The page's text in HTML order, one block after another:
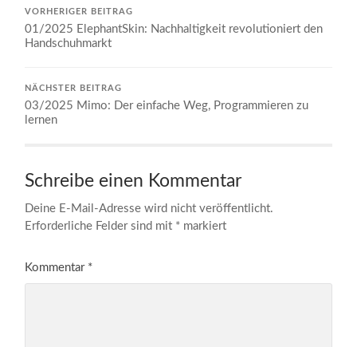
VORHERIGER BEITRAG
01/2025 ElephantSkin: Nachhaltigkeit revolutioniert den
Handschuhmarkt
NÄCHSTER BEITRAG
03/2025 Mimo: Der einfache Weg, Programmieren zu
lernen
Schreibe einen Kommentar
Deine E-Mail-Adresse wird nicht veröffentlicht.
Erforderliche Felder sind mit * markiert
Kommentar *